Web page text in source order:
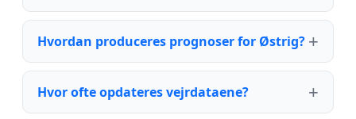
Hvordan produceres prognoser for Østrig?
Hvor ofte opdateres vejrdataene?